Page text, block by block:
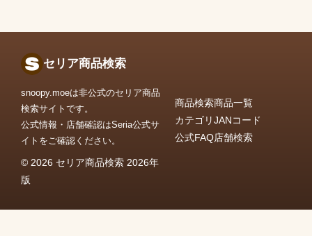
セリア商品検索
snoopy.moeは非公式のセリア商品
検索サイトです。
公式情報・店舗確認はSeria公式サ
イトをご確認ください。
© 2026 セリア商品検索 2026年
版
商品検索商品一覧
カテゴリJANコード
公式FAQ店舗検索